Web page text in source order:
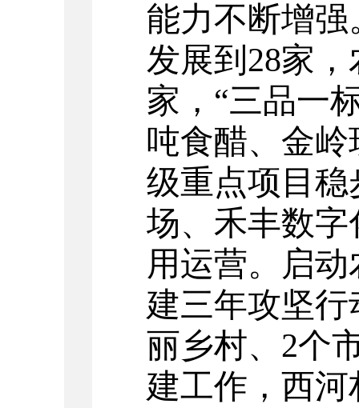
能力不断增
发展到 28家，
家，“三品一
吨食醋、金
级重点项目
场、禾丰数
用运营。启
建三年攻坚
丽乡村、 2个
建工作，西